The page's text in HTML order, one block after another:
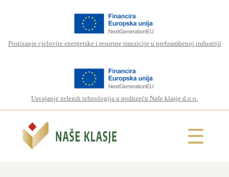
Postizanje cjelovite energetske i resursne tranzicije u prehrambenoj industriji
Usvajanje zelenih tehnologija u poduzeću Naše klasje d.o.o.
☰